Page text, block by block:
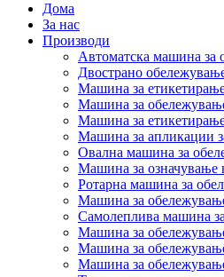
Дома
За нас
Производи
Автоматска машина за
Двострано
Машина за
Машина за
Машина за
Машина за апликации
Овална машина за
Машина за
Ротарна машина за
Машина за
Самолеплива машина
Машина за
Машина за
Машина за